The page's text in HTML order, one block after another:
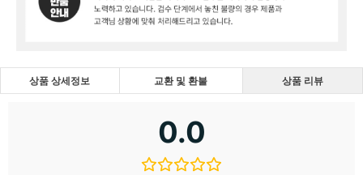
상품 상세정보 교환 및 환불 상품 리뷰
0.0